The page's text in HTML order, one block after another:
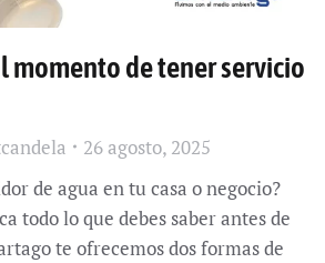
momento de tener servicio
26 agosto, 2025
de agua en tu casa o negocio?
todo lo que debes saber antes de
te ofrecemos dos formas de